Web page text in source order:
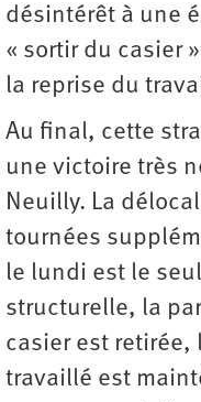
désintérêt à une
« sortir du casier
la reprise du
Au final, cette
une victoire très
Neuilly. La
tournées
le lundi est le
structurelle, la
casier est retirée,
travaillé est